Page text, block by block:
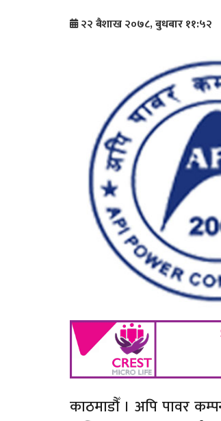
२२ बैशाख २०७८, बुधबार ११:५२
काठमाडौँ । अपि पावर